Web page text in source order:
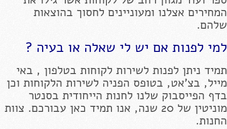
המחירים אצלנו ומעוניינים לחסוך בהוצאות
שלהם.
למי לפנות אם יש לי שאלה או בעיה ?
תמיד ניתן לפנות לשירות לקוחות בטלפון , באי
מייל, בצ'אט, בטופס הפניה לשירות הלקוחות וכן
בדף הפייסבוק שלנו לחנות הייחודית בסנטר
מוניטין של 20 שנה, אנו תמיד כאן עבורכם. צוות
החנות.